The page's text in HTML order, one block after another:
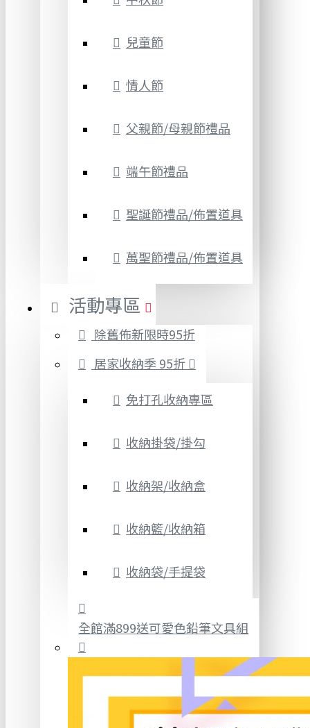
兒童節
情人節
父親節/母親節禮品
端午節禮品
聖誕節禮品/佈置道具
萬聖節禮品/佈置道具
活動專區
除舊佈新限時95折
居家收納季 95折
免打孔收納專區
收納掛袋/掛勾
收納架/收納盒
收納籃/收納箱
收納袋/手提袋
全館滿899送可愛色鉛筆文具組